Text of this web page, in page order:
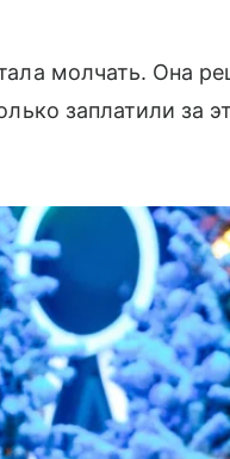
молчать. Она
заплатили за